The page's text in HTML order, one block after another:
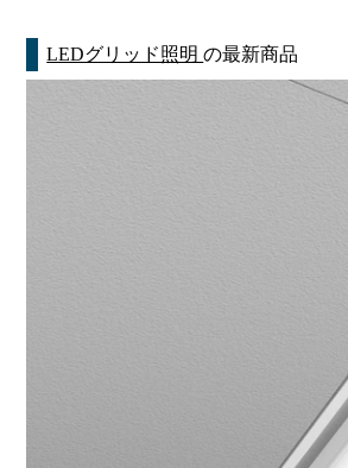
LEDグリッド照明の最新商品